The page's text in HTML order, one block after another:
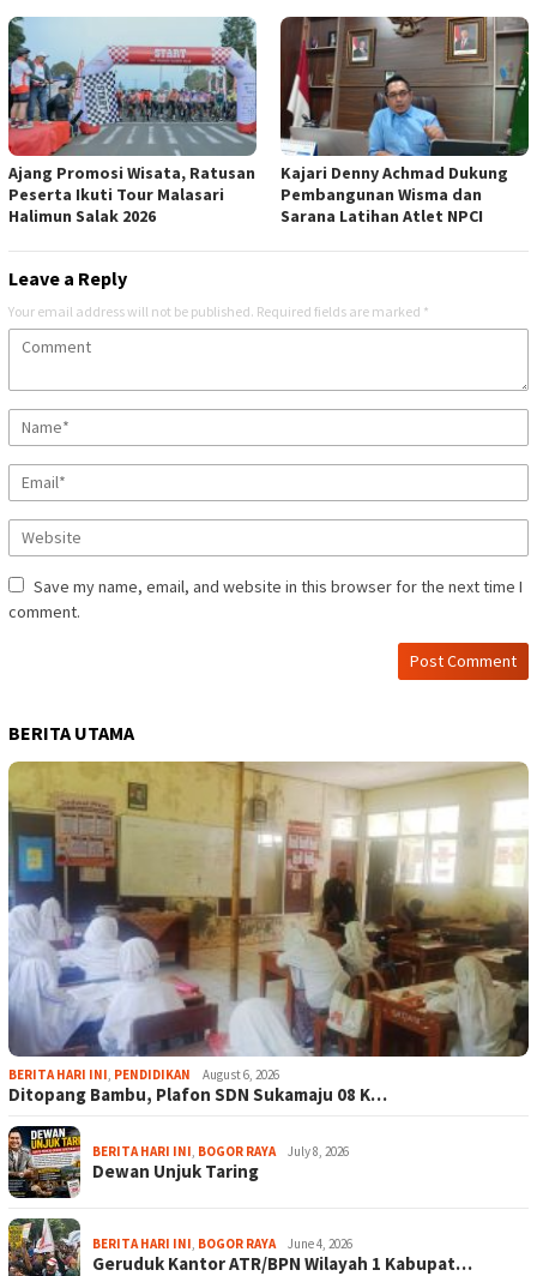
Ajang Promosi Wisata, Ratusan
Peserta Ikuti Tour Malasari
Halimun Salak 2026
Kajari Denny Achmad Dukung
Pembangunan Wisma dan
Sarana Latihan Atlet NPCI
Leave a Reply
Your email address will not be published. Required fields are marked *
Save my name, email, and website in this browser for the next time I
comment.
BERITA UTAMA
BERITA HARI INI PENDIDIKAN August 6, 2026
Ditopang Bambu, Plafon SDN Sukamaju 08 K…
BERITA HARI INI BOGOR RAYA July 8, 2026
Dewan Unjuk Taring
BERITA HARI INI BOGOR RAYA June 4, 2026
Geruduk Kantor ATR/BPN Wilayah 1 Kabupat…